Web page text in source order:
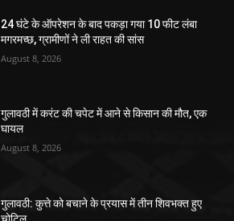
24 घंटे के ऑपरेशन के बाद पकड़ा गया 10 फीट लंबा
मगरमच्छ, ग्रामीणों ने ली राहत की सांस
August 8, 2026
गुलावठी में करंट की चपेट में आने से किसान की मौत, एक
घायल
August 8, 2026
गुलावठी: कुत्ते को बचाने के प्रयास में तीन शिवभक्त हुए